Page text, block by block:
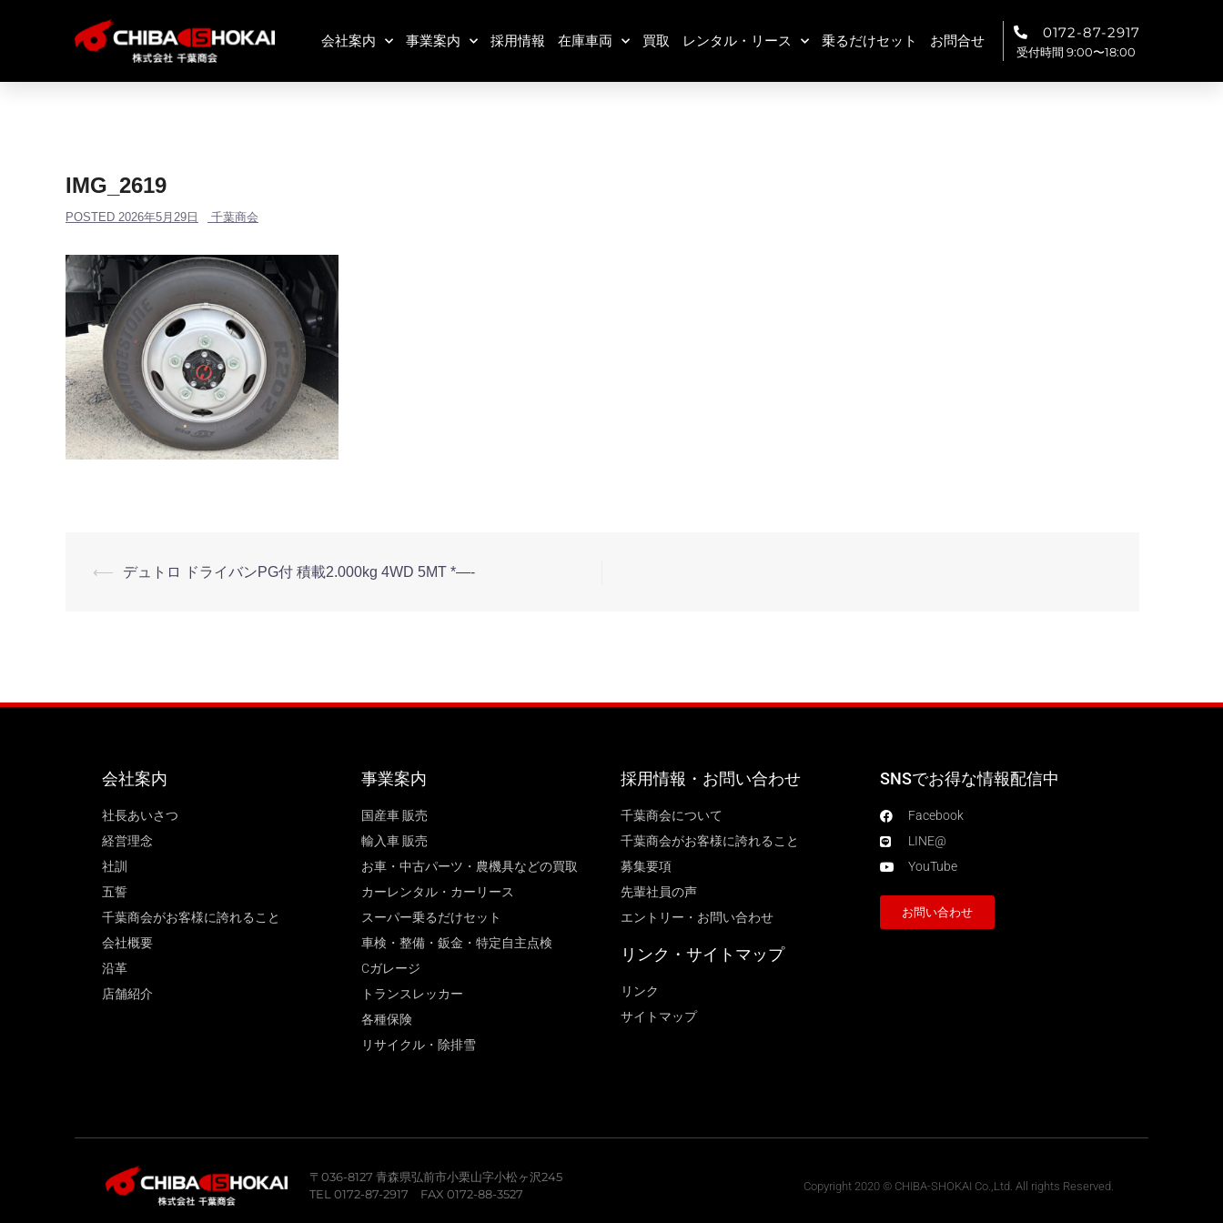
会社案内 事業案内 採用情報 在庫車両 買取 レンタル・リース 乗るだけセット お問合せ 0172-87-2917
受付時間 9:00〜18:00
IMG_2619
POSTED 2026年5月29日 千葉商会
⟵ デュトロ ドライバンPG付 積載2.000kg 4WD 5MT *—-
会社案内
社長あいさつ
経営理念
社訓
五誓
千葉商会がお客様に誇れること
会社概要
沿革
店舗紹介
事業案内
国産車 販売
輸入車 販売
お車・中古パーツ・農機具などの買取
カーレンタル・カーリース
スーパー乗るだけセット
車検・整備・鈑金・特定自主点検
Cガレージ
トランスレッカー
各種保険
リサイクル・除排雪
採用情報・お問い合わせ
千葉商会について
千葉商会がお客様に誇れること​
募集要項
先輩社員の声
エントリー・お問い合わせ
リンク・サイトマップ
リンク
サイトマップ
SNSでお得な情報配信中
Facebook
LINE@
YouTube
お問い合わせ
〒036-8127 青森県弘前市小栗山字小松ヶ沢245
TEL 0172-87-2917 FAX 0172-88-3527
Copyright 2020 © CHIBA-SHOKAI Co.,Ltd. All rights Reserved.